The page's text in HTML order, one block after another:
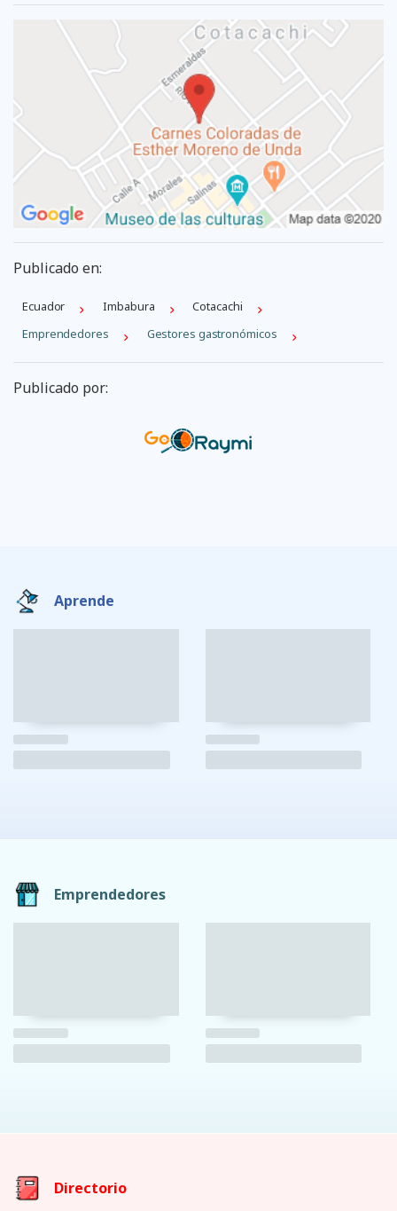
Publicado en:
Ecuador Imbabura
Cotacachi
Emprendedores
Gestores gastronómicos
Publicado por:
Aprende
Emprendedores
Directorio